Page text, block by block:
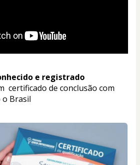
e registrado
certificado de conclusão com
o Brasil